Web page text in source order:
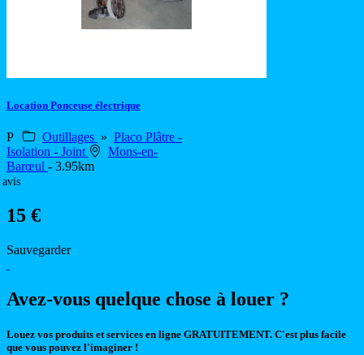
Location Ponceuse électrique
P Outillages » Placo Plâtre -
Isolation - Joint
Mons-en-
Barœul - 3.95km
avis
15 €
Sauvegarder
Avez-vous quelque chose à louer ?
Louez vos produits et services en ligne GRATUITEMENT. C'est plus facile
que vous pouvez l'imaginer !